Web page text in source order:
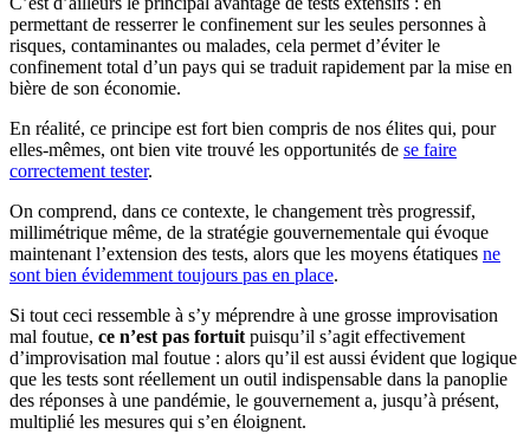
permettant de resserrer le confinement sur les seules personnes à
risques, contaminantes ou malades, cela permet d’éviter le
confinement total d’un pays qui se traduit rapidement par la mise en
bière de son économie.
En réalité, ce principe est fort bien compris de nos élites qui, pour
elles-mêmes, ont bien vite trouvé les opportunités de se faire
correctement tester.
On comprend, dans ce contexte, le changement très progressif,
millimétrique même, de la stratégie gouvernementale qui évoque
maintenant l’extension des tests, alors que les moyens étatiques ne
sont bien évidemment toujours pas en place.
Si tout ceci ressemble à s’y méprendre à une grosse improvisation
mal foutue, ce n’est pas fortuitpuisqu’il s’agit effectivement
d’improvisation mal foutue : alors qu’il est aussi évident que logique
que les tests sont réellement un outil indispensable dans la panoplie
des réponses à une pandémie, le gouvernement a, jusqu’à présent,
multiplié les mesures qui s’en éloignent.